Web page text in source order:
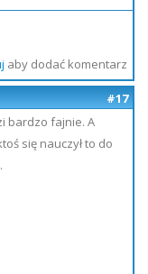
aby dodać komentarz
#17
bardzo fajnie. A
się nauczył to do